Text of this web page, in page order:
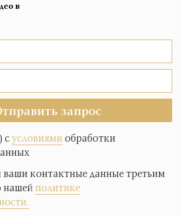
в
запрос
сусловиямиобработки
контактные данные третьим
нашейполитике